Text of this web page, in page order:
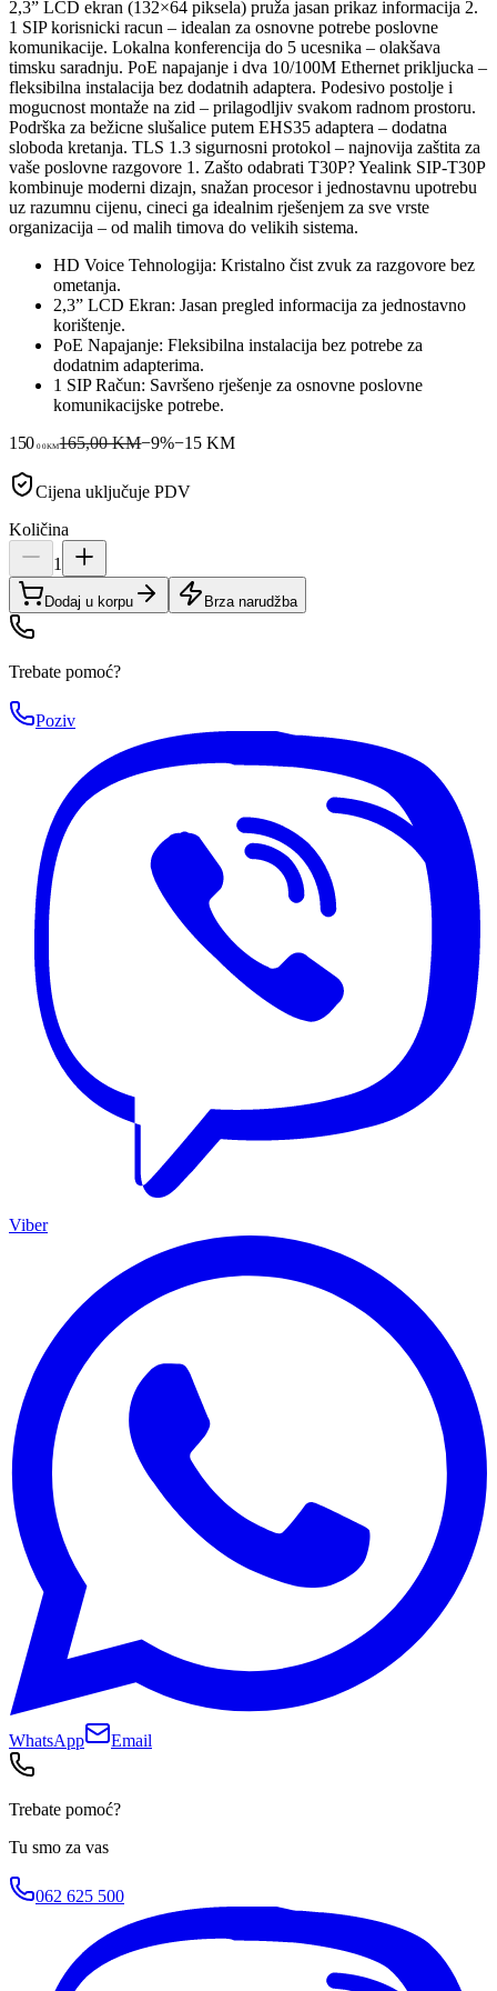
2,3” LCD ekran (132×64 piksela) pruža jasan prikaz informacija 2.
1 SIP korisnicki racun – idealan za osnovne potrebe poslovne
komunikacije. Lokalna konferencija do 5 ucesnika – olakšava
timsku saradnju. PoE napajanje i dva 10/100M Ethernet prikljucka –
fleksibilna instalacija bez dodatnih adaptera. Podesivo postolje i
mogucnost montaže na zid – prilagodljiv svakom radnom prostoru.
Podrška za bežicne slušalice putem EHS35 adaptera – dodatna
sloboda kretanja. TLS 1.3 sigurnosni protokol – najnovija zaštita za
vaše poslovne razgovore 1. Zašto odabrati T30P? Yealink SIP-T30P
kombinuje moderni dizajn, snažan procesor i jednostavnu upotrebu
uz razumnu cijenu, cineci ga idealnim rješenjem za sve vrste
organizacija – od malih timova do velikih sistema.
HD Voice Tehnologija: Kristalno čist zvuk za razgovore bez
ometanja.
2,3” LCD Ekran: Jasan pregled informacija za jednostavno
korištenje.
PoE Napajanje: Fleksibilna instalacija bez potrebe za
dodatnim adapterima.
1 SIP Račun: Savršeno rješenje za osnovne poslovne
komunikacijske potrebe.
150 00KM165,00 KM−9%−15 KM
Cijena uključuje PDV
Količina
1
Dodaj u korpu Brza narudžba
Trebate pomoć?
Poziv
Viber
WhatsApp Email
Trebate pomoć?
Tu smo za vas
062 625 500